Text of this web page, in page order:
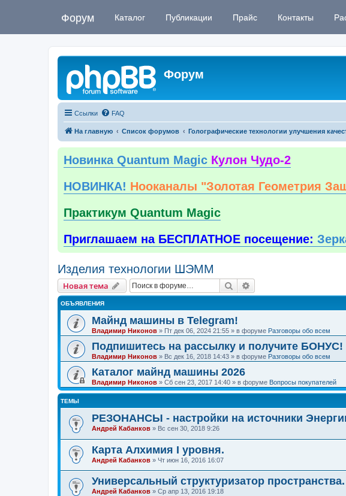
Форум Каталог Публикации Прайс Контакты
Форум
Ссылки FAQ
На главную Список форумов Голографические технологии улучшения
Новинка Quantum Magic Кулон Чудо-2
НОВИНКА! Нооканалы "Золотая Геометрия
Практикум Quantum Magic
Приглашаем на БЕСПЛАТНОЕ посещение:
Изделия технологии ШЭММ
Новая тема Поиск
ОБЪЯВЛЕНИЯ
Майнд машины в Telegram!
Владимир Никонов » Пт дек 06, 2024 21:55 » в форуме Разговоры обо всем
Подпишитесь на рассылку и получите БОНУС!
Владимир Никонов » Вс дек 16, 2018 14:43 » в форуме Разговоры обо всем
Каталог майнд машины 2026
Владимир Никонов » Сб сен 23, 2017 14:40 » в форуме Вопросы покупателей
ТЕМЫ
РЕЗОНАНСЫ - настройки на источники
Андрей Кабанков » Вс сен 30, 2018 9:26
Карта Алхимия I уровня.
Андрей Кабанков » Чт июн 16, 2016 16:07
Универсальный структуризатор пространства.
Андрей Кабанков » Ср апр 13, 2016 19:18